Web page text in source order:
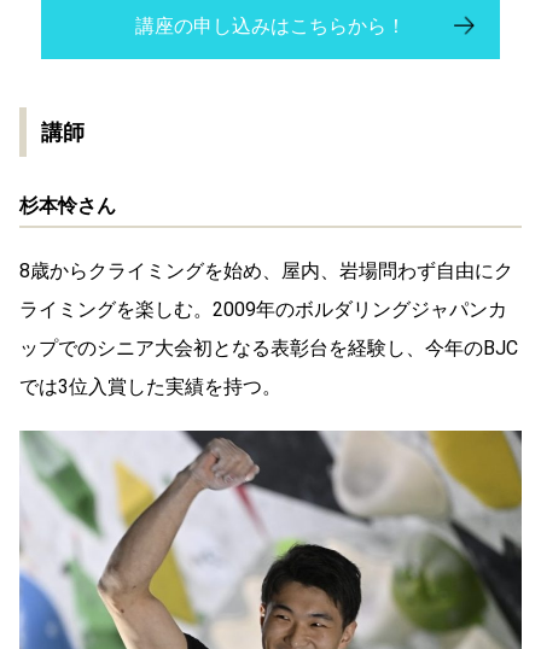
講座の申し込みはこちらから！
講師
杉本怜さん
8歳からクライミングを始め、屋内、岩場問わず自由にク
ライミングを楽しむ。2009年のボルダリングジャパンカ
ップでのシニア大会初となる表彰台を経験し、今年のBJC
では3位入賞した実績を持つ。